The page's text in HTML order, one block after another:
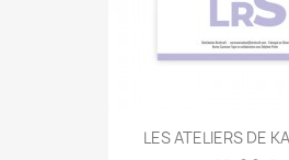
LES ATELIERS DE